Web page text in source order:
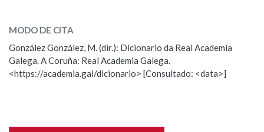
Pertence a
ESCOLLE UNHA OPCIÓN:
Observación Hai un erro na palabra
Propoño mellorar a definición
MODO DE CITA
González González, M. (dir.): Dicionario da Real Academia
Galega. A Coruña: Real Academia Galega.
<https://academia.gal/dicionario> [Consultado: <data>]